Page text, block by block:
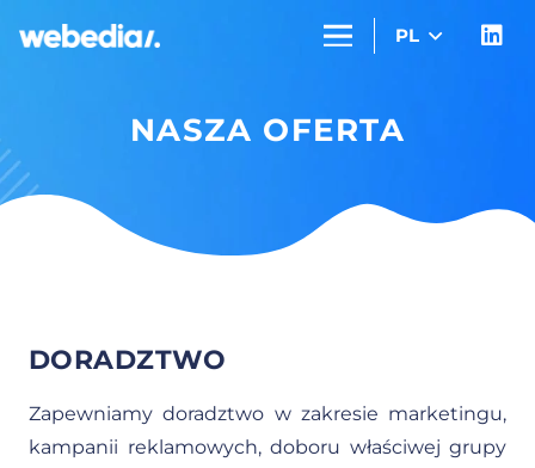
PL
NASZA OFERTA
DORADZTWO
Zapewniamy doradztwo w zakresie marketingu,
kampanii reklamowych, doboru właściwej grupy